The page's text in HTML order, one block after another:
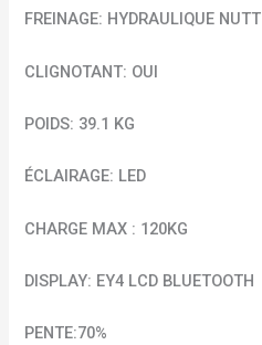
FREINAGE: HYDRAULIQUE NUTT
CLIGNOTANT: OUI
POIDS: 39.1 KG
ÉCLAIRAGE: LED
CHARGE MAX : 120KG
DISPLAY: EY4 LCD BLUETOOTH
PENTE:70%